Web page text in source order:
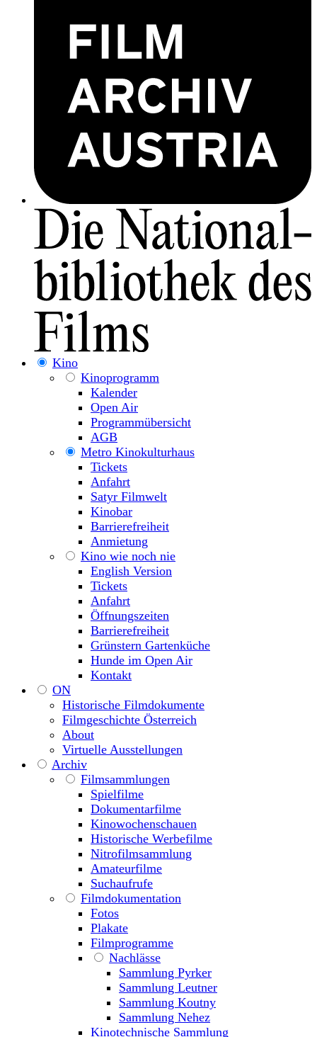
Kino
Kinoprogramm
Kalender
Open Air
Programmübersicht
AGB
Metro Kinokulturhaus
Tickets
Anfahrt
Satyr Filmwelt
Kinobar
Barrierefreiheit
Anmietung
Kino wie noch nie
English Version
Tickets
Anfahrt
Öffnungszeiten
Barrierefreiheit
Grünstern Gartenküche
Hunde im Open Air
Kontakt
ON
Historische Filmdokumente
Filmgeschichte Österreich
About
Virtuelle Ausstellungen
Archiv
Filmsammlungen
Spielfilme
Dokumentarfilme
Kinowochenschauen
Historische Werbefilme
Nitrofilmsammlung
Amateurfilme
Suchaufrufe
Filmdokumentation
Fotos
Plakate
Filmprogramme
Nachlässe
Sammlung Pyrker
Sammlung Leutner
Sammlung Koutny
Sammlung Nehez
Kinotechnische Sammlung